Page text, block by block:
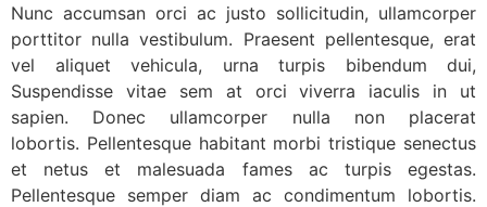
Nunc accumsan orci ac justo sollicitudin, ullamcorper
porttitor nulla vestibulum. Praesent pellentesque, erat
vel aliquet vehicula, urna turpis bibendum dui,
Suspendisse vitae sem at orci viverra iaculis in ut
sapien. Donec ullamcorper nulla non placerat
lobortis. Pellentesque habitant morbi tristique senectus
et netus et malesuada fames ac turpis egestas.
Pellentesque semper diam ac condimentum lobortis.